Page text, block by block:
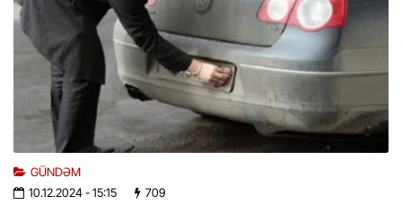
GÜNDƏM
10.12.2024- 15:15 709